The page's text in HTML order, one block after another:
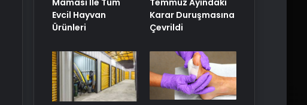
Evcil Hayvan
Ürünleri
Karar Duruşmasına
Çevrildi